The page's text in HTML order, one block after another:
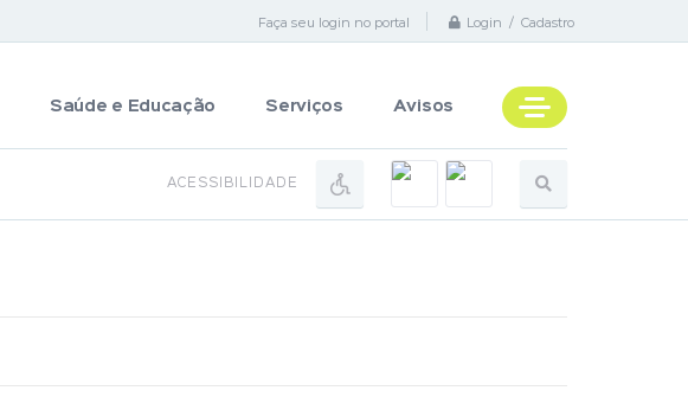
Faça seu login no portal Login / Cadastro
Saúde e Educação Serviços Avisos
ACESSIBILIDADE